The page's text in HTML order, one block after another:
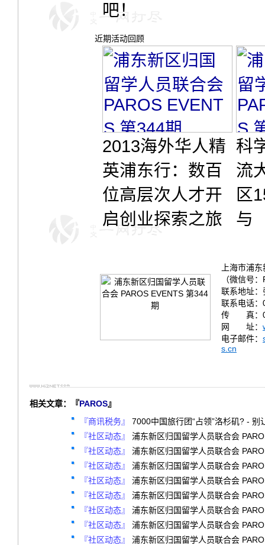
吧！
近期活动回顾
2013海外华人精
英浦东行：数百
位高层次人才开
启创业探索之旅
科
流
区
与
上海市浦
（微信号
联系地址
联系电话
传 真：
网 址：
电子邮件：
s.cn
相关文章：『PAROS』
『商讯税务』
7000中国旅行团“占领”洛杉矶? - 别
『社区动态』
浦东新区归国留学人员联合会
『社区动态』
浦东新区归国留学人员联合会
『社区动态』
浦东新区归国留学人员联合会
『社区动态』
浦东新区归国留学人员联合会
『社区动态』
浦东新区归国留学人员联合会
『社区动态』
浦东新区归国留学人员联合会
『社区动态』
浦东新区归国留学人员联合会
『社区动态』
浦东新区归国留学人员联合会